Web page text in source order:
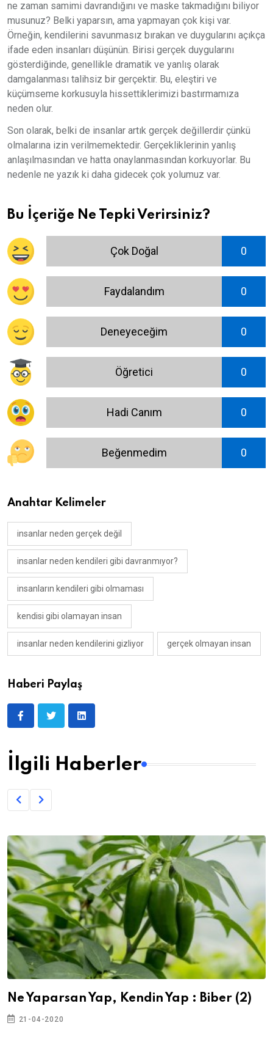
ne zaman samimi davrandığını ve maske takmadığını biliyor
musunuz? Belki yaparsın, ama yapmayan çok kişi var.
Örneğin, kendilerini savunmasız bırakan ve duygularını açıkça
ifade eden insanları düşünün. Birisi gerçek duygularını
gösterdiğinde, genellikle dramatik ve yanlış olarak
damgalanması talihsiz bir gerçektir. Bu, eleştiri ve
küçümseme korkusuyla hissettiklerimizi bastırmamıza
neden olur.
Son olarak, belki de insanlar artık gerçek değillerdir çünkü
olmalarına izin verilmemektedir. Gerçekliklerinin yanlış
anlaşılmasından ve hatta onaylanmasından korkuyorlar. Bu
nedenle ne yazık ki daha gidecek çok yolumuz var.
Bu İçeriğe Ne Tepki Verirsiniz?
Çok Doğal 0
Faydalandım 0
Deneyeceğim 0
Öğretici 0
Hadi Canım 0
Beğenmedim 0
Anahtar Kelimeler
insanlar neden gerçek değil
insanlar neden kendileri gibi davranmıyor?
insanların kendileri gibi olmaması
kendisi gibi olamayan insan
insanlar neden kendilerini gizliyor gerçek olmayan insan
Haberi Paylaş
İlgili Haberler
Ne Yaparsan Yap, Kendin Yap : Biber (2)
21-04-2020